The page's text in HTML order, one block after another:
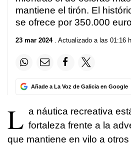
mantiene el tirón. El
se ofrece por 350.000
23 mar 2024. Actualizado a las 01:16 h.
Añade a La Voz de Galicia en Google
L a náutica recreativa
fortaleza frente a la
que mantiene en vilo a